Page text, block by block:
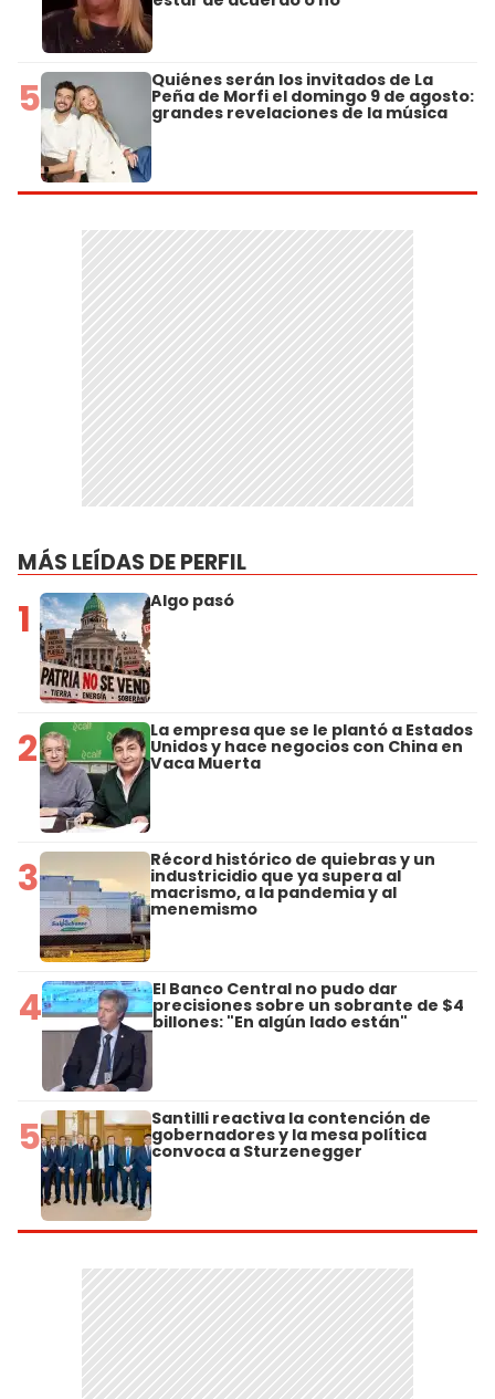
5 Quiénes serán los invitados de La
Peña de Morfi el domingo 9 de agosto:
grandes revelaciones de la música
MÁS LEÍDAS DE PERFIL
1 Algo pasó
2 La empresa que se le plantó a Estados
Unidos y hace negocios con China en
Vaca Muerta
3 Récord histórico de quiebras y un
industricidio que ya supera al
macrismo, a la pandemia y al
menemismo
4 El Banco Central no pudo dar
precisiones sobre un sobrante de $4
billones: "En algún lado están"
5 Santilli reactiva la contención de
gobernadores y la mesa política
convoca a Sturzenegger